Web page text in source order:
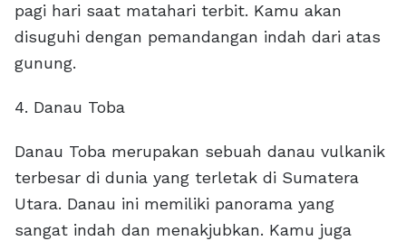
pagi hari saat matahari terbit. Kamu akan
disuguhi dengan pemandangan indah dari atas
gunung.
4. Danau Toba
Danau Toba merupakan sebuah danau vulkanik
terbesar di dunia yang terletak di Sumatera
Utara. Danau ini memiliki panorama yang
sangat indah dan menakjubkan. Kamu juga